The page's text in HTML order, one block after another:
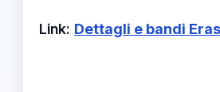
Link: Dettagli e bandi